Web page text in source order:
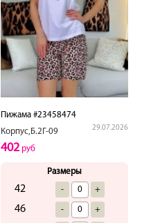
Пижама #23458474
Корпус,Б.2Г-09
29.07.2026
402руб
Размеры
42 - +
46 - +